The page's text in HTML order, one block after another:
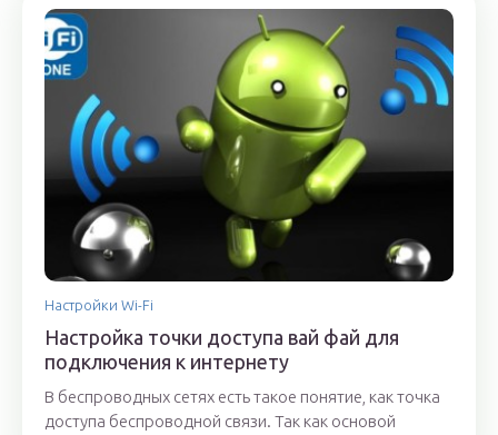
Настройки Wi-Fi
Настройка точки доступа вай фай для
подключения к интернету
В беспроводных сетях есть такое понятие, как точка
доступа беспроводной связи. Так как основой